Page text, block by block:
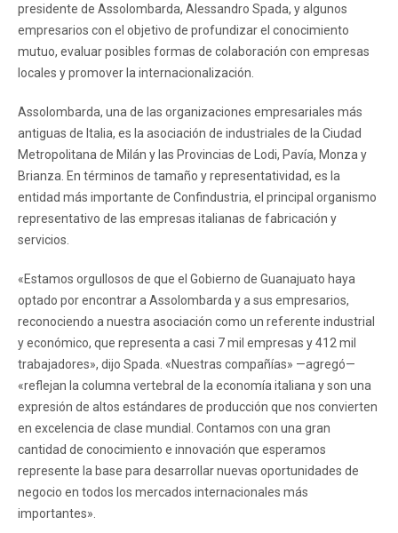
presidente de Assolombarda, Alessandro Spada, y algunos
empresarios con el objetivo de profundizar el conocimiento
mutuo, evaluar posibles formas de colaboración con empresas
locales y promover la internacionalización.
Assolombarda, una de las organizaciones empresariales más
antiguas de Italia, es la asociación de industriales de la Ciudad
Metropolitana de Milán y las Provincias de Lodi, Pavía, Monza y
Brianza. En términos de tamaño y representatividad, es la
entidad más importante de Confindustria, el principal organismo
representativo de las empresas italianas de fabricación y
servicios.
«Estamos orgullosos de que el Gobierno de Guanajuato haya
optado por encontrar a Assolombarda y a sus empresarios,
reconociendo a nuestra asociación como un referente industrial
y económico, que representa a casi 7 mil empresas y 412 mil
trabajadores», dijo Spada. «Nuestras compañías» —agregó—
«reflejan la columna vertebral de la economía italiana y son una
expresión de altos estándares de producción que nos convierten
en excelencia de clase mundial. Contamos con una gran
cantidad de conocimiento e innovación que esperamos
represente la base para desarrollar nuevas oportunidades de
negocio en todos los mercados internacionales más
importantes».